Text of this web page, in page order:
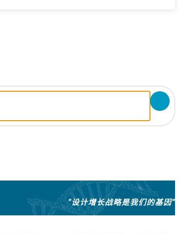
"设计增长战略是我们的基因"